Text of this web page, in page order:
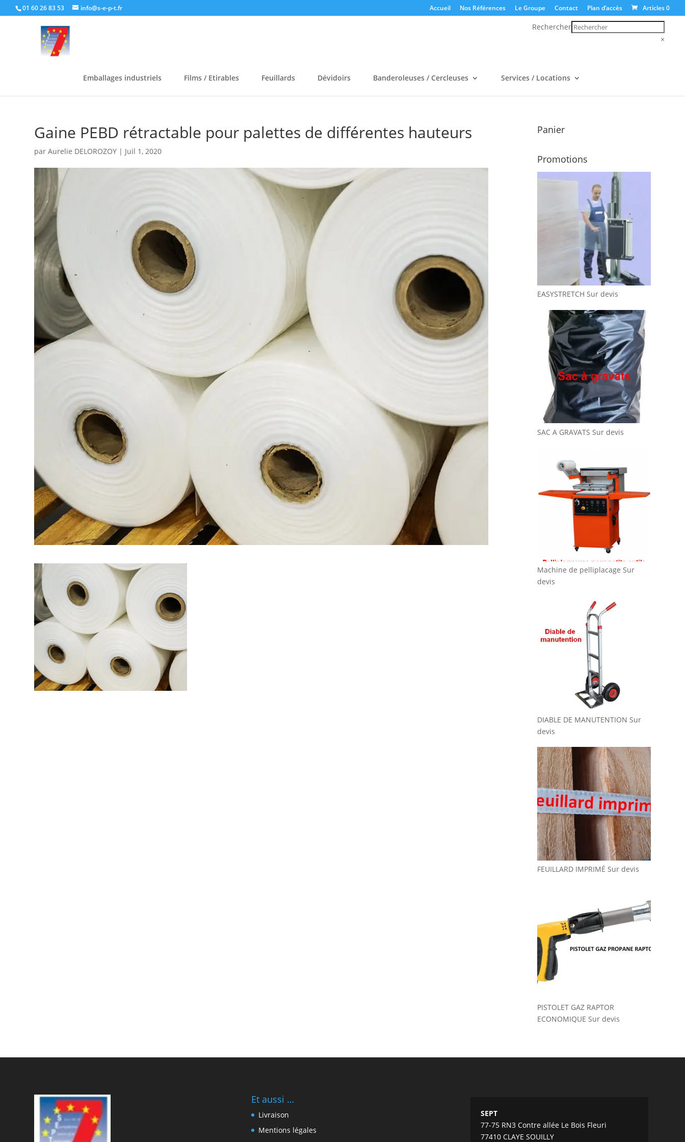
01 60 26 83 53 info@s-e-p-t.fr Accueil Nos Références Le Groupe Contact Plan d’accès Articles 0
Rechercher
×
Emballages industriels Films / Etirables Feuillards Dévidoirs Banderoleuses / Cercleuses Services / Locations
Gaine PEBD rétractable pour palettes de différentes hauteurs
parAurelie DELOROZOY | Juil 1, 2020
Panier
Promotions
EASYSTRETCH Sur devis
SAC A GRAVATS Sur devis
Machine de pelliplacage Sur
devis
DIABLE DE MANUTENTION Sur
devis
FEUILLARD IMPRIMÉ Sur devis
PISTOLET GAZ RAPTOR
ECONOMIQUE Sur devis
Et aussi …
Livraison
Mentions légales
SEPT
77-75 RN3 Contre allée Le Bois Fleuri
77410 CLAYE SOUILLY